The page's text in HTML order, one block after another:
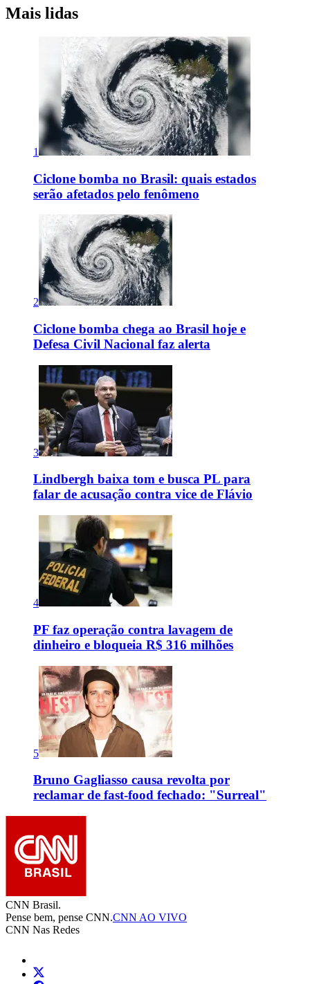
Mais lidas
1
Ciclone bomba no Brasil: quais estados
serão afetados pelo fenômeno
2
Ciclone bomba chega ao Brasil hoje e
Defesa Civil Nacional faz alerta
3
Lindbergh baixa tom e busca PL para
falar de acusação contra vice de Flávio
4
PF faz operação contra lavagem de
dinheiro e bloqueia R$ 316 milhões
5
Bruno Gagliasso causa revolta por
reclamar de fast-food fechado: "Surreal"
CNN Brasil.
Pense bem, pense CNN.CNN AO VIVO
CNN Nas Redes